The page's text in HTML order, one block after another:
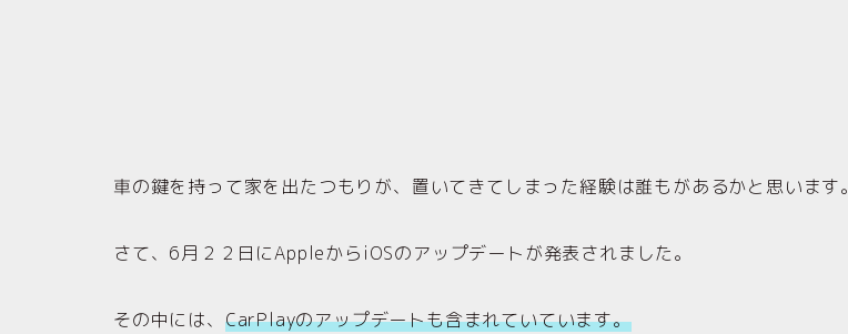
車の鍵を持って家を出たつもりが、置いてきてしまった経験は誰もがあるかと思います。
さて、6月２２日にAppleからiOSのアップデートが発表されました。
その中には、 CarPlayのアップデートも含まれていています。